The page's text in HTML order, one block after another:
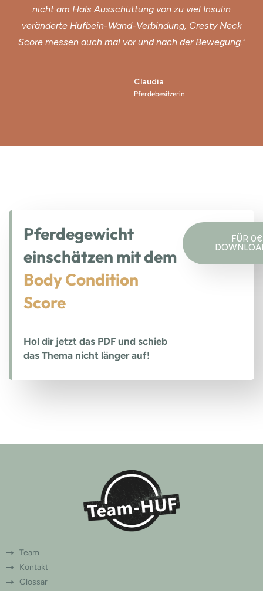
nicht am Hals Ausschüttung von zu viel Insulin
veränderte Hufbein-Wand-Verbindung, Cresty Neck
Score messen auch mal vor und nach der Bewegung."
Claudia
Pferdebesitzerin
Pferdegewicht
einschätzen mit dem
Body Condition
Score
Hol dir jetzt das PDF und schieb
das Thema nicht länger auf!
FÜR 0€
Team
Kontakt
Glossar